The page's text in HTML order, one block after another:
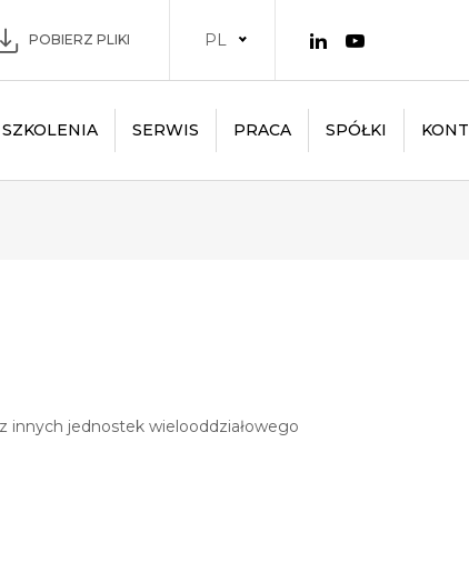
POBIERZ PLIKI PL
SZKOLENIA SERWIS PRACA SPÓŁKI
innych jednostek wielooddziałowego